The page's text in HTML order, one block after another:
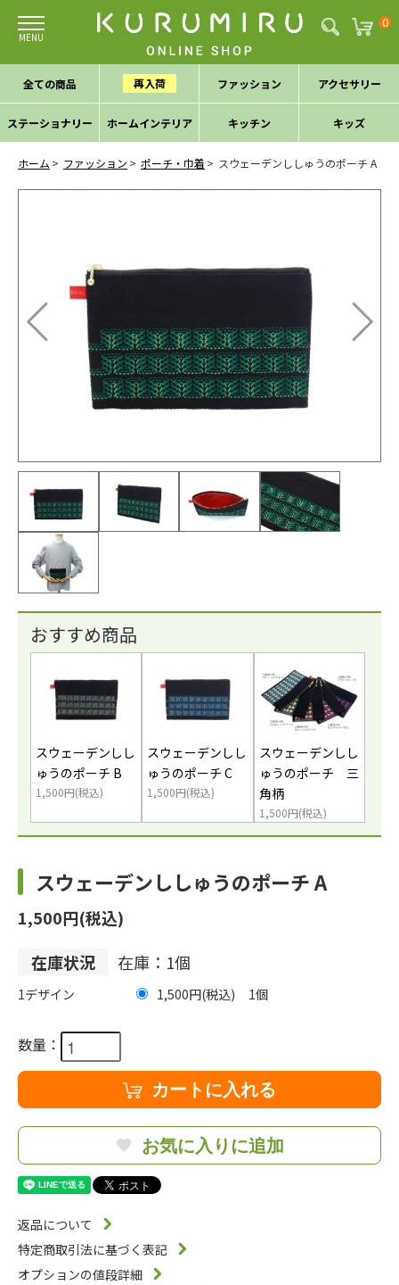
0
全ての商品 再入荷 ファッション アクセサリー
ステーショナリー ホームインテリア キッチン キッズ
ホーム ファッション ポーチ・巾着 スウェーデンししゅうのポーチ A
おすすめ商品
スウェーデンしし
ゅうのポーチ B
1,500円(税込)
スウェーデンしし
ゅうのポーチ C
1,500円(税込)
スウェーデンしし
ゅうのポーチ 三
角柄
1,500円(税込)
スウェーデンししゅうのポーチ A
1,500円(税込)
在庫状況
在庫：1個
1デザイン 1,500円(税込) 1
数量：
カートに入れる
お気に入りに追加
返品について
特定商取引法に基づく表記
オプションの値段詳細